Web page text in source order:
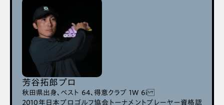
芳谷拓郎プロ
秋田県出身、ベスト 64、得意クラブ 1W 6i